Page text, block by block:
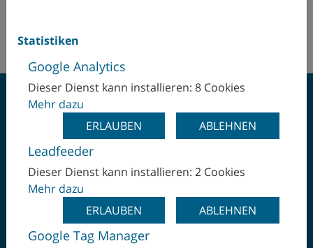
Mexiko
Neuseeland
Niederlande
Norwegen
Peru
EINMAL SPANNEN -
KOMPLETT
BEARBEITEN
Statistiken
Google Analytics
Dieser Dienst kann installieren: 8 Cookies
Mehr dazu
ERLAUBEN
ABLEHNEN
Leadfeeder
Dieser Dienst kann installieren: 2 Cookies
Mehr dazu
ERLAUBEN
ABLEHNEN
Google Tag Manager